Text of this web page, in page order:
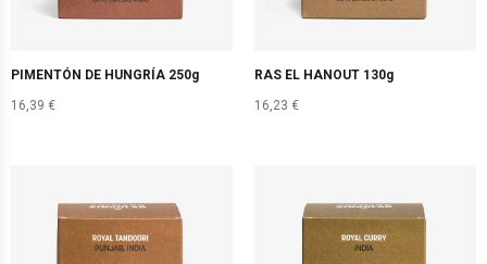
PIMENTÓN DE HUNGRÍA 250g
16,39 €
RAS EL HANOUT 130g
16,23 €